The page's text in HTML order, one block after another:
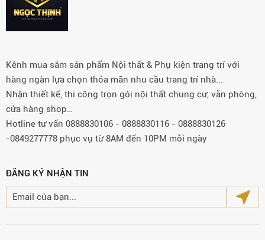
Kênh mua sắm sản phẩm Nội thất & Phụ kiện trang trí với
hàng ngàn lựa chọn thỏa mãn nhu cầu trang trí nhà...
Nhận thiết kế, thi công trọn gói nội thất chung cư, văn phòng,
cửa hàng shop…
Hotline tư vấn 0888830106 - 0888830116 - 0888830126
-0849277778 phục vụ từ 8AM đến 10PM mỗi ngày
ĐĂNG KÝ NHẬN TIN